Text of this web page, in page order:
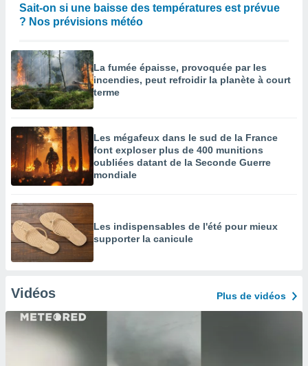
Sait-on si une baisse des températures est prévue
? Nos prévisions météo
La fumée épaisse, provoquée par les
incendies, peut refroidir la planète à court
terme
Les mégafeux dans le sud de la France
font exploser plus de 400 munitions
oubliées datant de la Seconde Guerre
mondiale
Les indispensables de l'été pour mieux
supporter la canicule
Vidéos Plus de vidéos